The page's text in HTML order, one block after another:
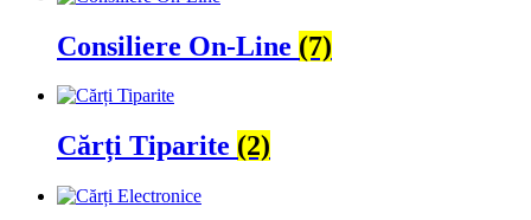
Consiliere On-Line (7)
Cărți Tiparite (2)